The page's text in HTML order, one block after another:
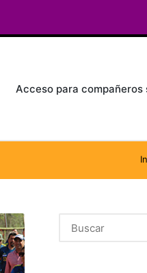
Acceso para compañeros